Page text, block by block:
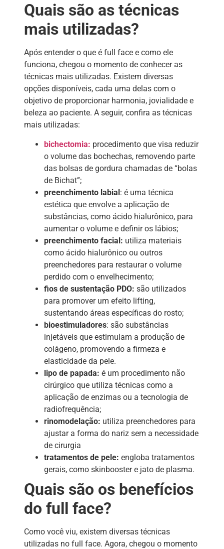
Quais são as técnicas
mais utilizadas?
Após entender o que é full face e como ele
funciona, chegou o momento de conhecer as
técnicas mais utilizadas. Existem diversas
opções disponíveis, cada uma delas com o
objetivo de proporcionar harmonia, jovialidade e
beleza ao paciente. A seguir, confira as técnicas
mais utilizadas:
bichectomia: procedimento que visa reduzir
o volume das bochechas, removendo parte
das bolsas de gordura chamadas de “bolas
de Bichat”;
preenchimento labial: é uma técnica
estética que envolve a aplicação de
substâncias, como ácido hialurônico, para
aumentar o volume e definir os lábios;
preenchimento facial: utiliza materiais
como ácido hialurônico ou outros
preenchedores para restaurar o volume
perdido com o envelhecimento;
fios de sustentação PDO: são utilizados
para promover um efeito lifting,
sustentando áreas específicas do rosto;
bioestimuladores: são substâncias
injetáveis que estimulam a produção de
colágeno, promovendo a firmeza e
elasticidade da pele.
lipo de papada: é um procedimento não
cirúrgico que utiliza técnicas como a
aplicação de enzimas ou a tecnologia de
radiofrequência;
rinomodelação: utiliza preenchedores para
ajustar a forma do nariz sem a necessidade
de cirurgia
tratamentos de pele: engloba tratamentos
gerais, como skinbooster e jato de plasma.
Quais são os benefícios
do full face?
Como você viu, existem diversas técnicas
utilizadas no full face. Agora, chegou o momento